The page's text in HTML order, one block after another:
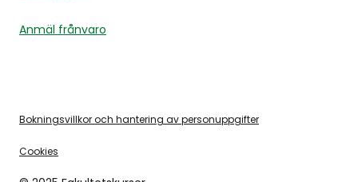
Anmäl frånvaro
Bokningsvillkor och hantering av personuppgifter
Cookies